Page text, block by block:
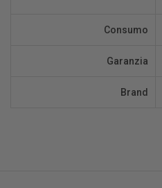
Consumo
Garanzia
Brand